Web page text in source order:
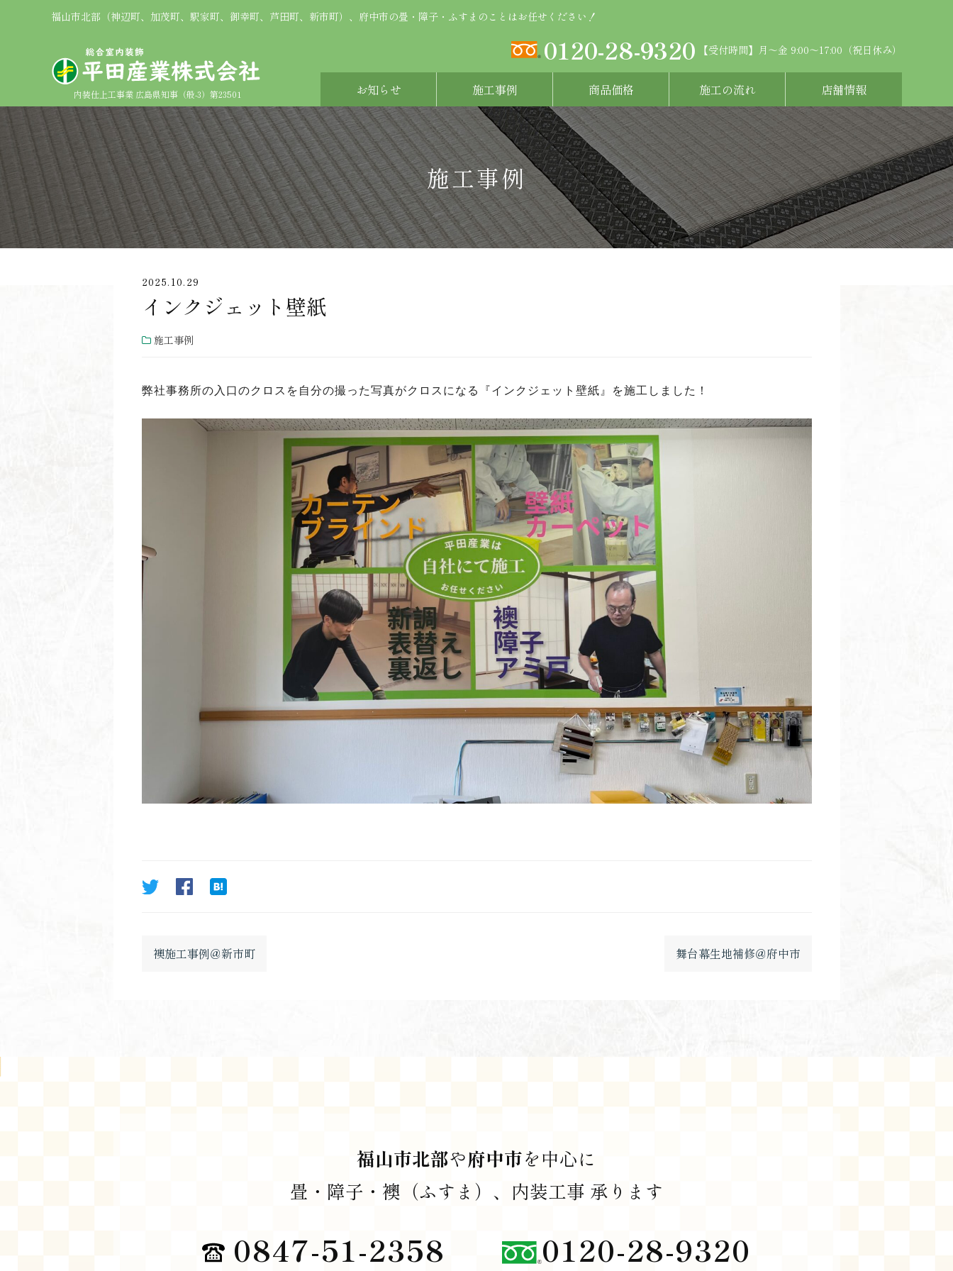
福山市北部（神辺町、加茂町、駅家町、御幸町、芦田町、新市町）、府中市の畳・障子・ふすまのことはお任せください！
内装仕上工事業 広島県知事（般-3）第23501
0120-28-9320 【受付時間】月～金 9:00～17:00（祝日休み）
お知らせ 施工事例 商品価格 施工の流れ 店舗情報
施工事例
2025.10.29
インクジェット壁紙
施工事例
弊社事務所の入口のクロスを自分の撮った写真がクロスになる『インクジェット壁紙』を施工しました！
舞台幕生地補修＠府中市
襖施工事例＠新市町
福山市北部や府中市を中心に
畳・障子・襖（ふすま）、内装工事 承ります
0847-51-2358 0120-28-9320